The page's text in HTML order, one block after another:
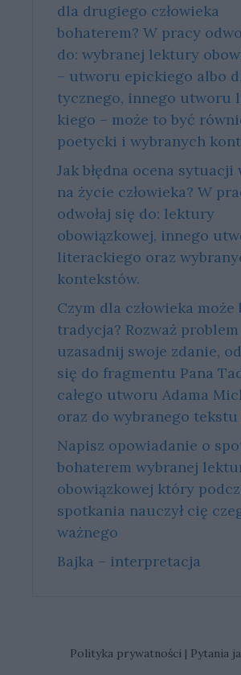
dla drugiego człowieka
bohaterem? W pra­cy
do: wy­bra­nej lek­tu­ry
– utwo­ru epic­kie­go albo
tycz­ne­go, in­ne­go
kie­go – może to być
po­etyc­ki i wy­bra­nych
Jak błędna ocena sytuacji
na życie człowieka? W
odwołaj się do: lektury
obowiązkowej, innego
literackiego oraz
kontekstów.
Czym dla człowieka może
tradycja? Rozważ
uzasadnij swoje zdanie,
się do fragmentu Pana
całego utworu Adama
oraz do wybranego
Napisz opowiadanie o
bohaterem wybranej
obowiązkowej który
spotkania nauczył cię
ważnego
Bajka – interpretacja
Polityka prywatności | Pytania